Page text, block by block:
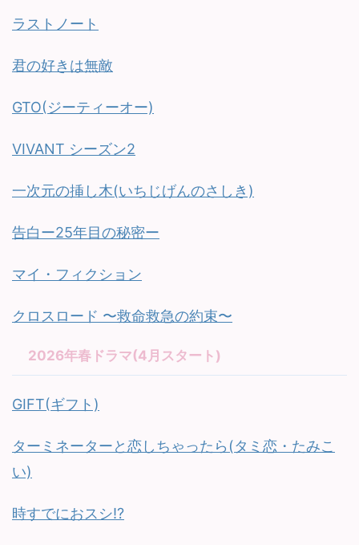
ラストノート
君の好きは無敵
GTO(ジーティーオー)
VIVANT シーズン2
一次元の挿し木(いちじげんのさしき)
告白ー25年目の秘密ー
マイ・フィクション
クロスロード 〜救命救急の約束〜
2026年春ドラマ(4月スタート)
GIFT(ギフト)
ターミネーターと恋しちゃったら(タミ恋・たみこ
い)
時すでにおスシ!?